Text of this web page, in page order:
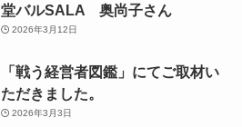
堂バルSALA 奥尚子さん
2026年3月12日
「戦う経営者図鑑」にてご取材い
ただきました。
2026年3月3日